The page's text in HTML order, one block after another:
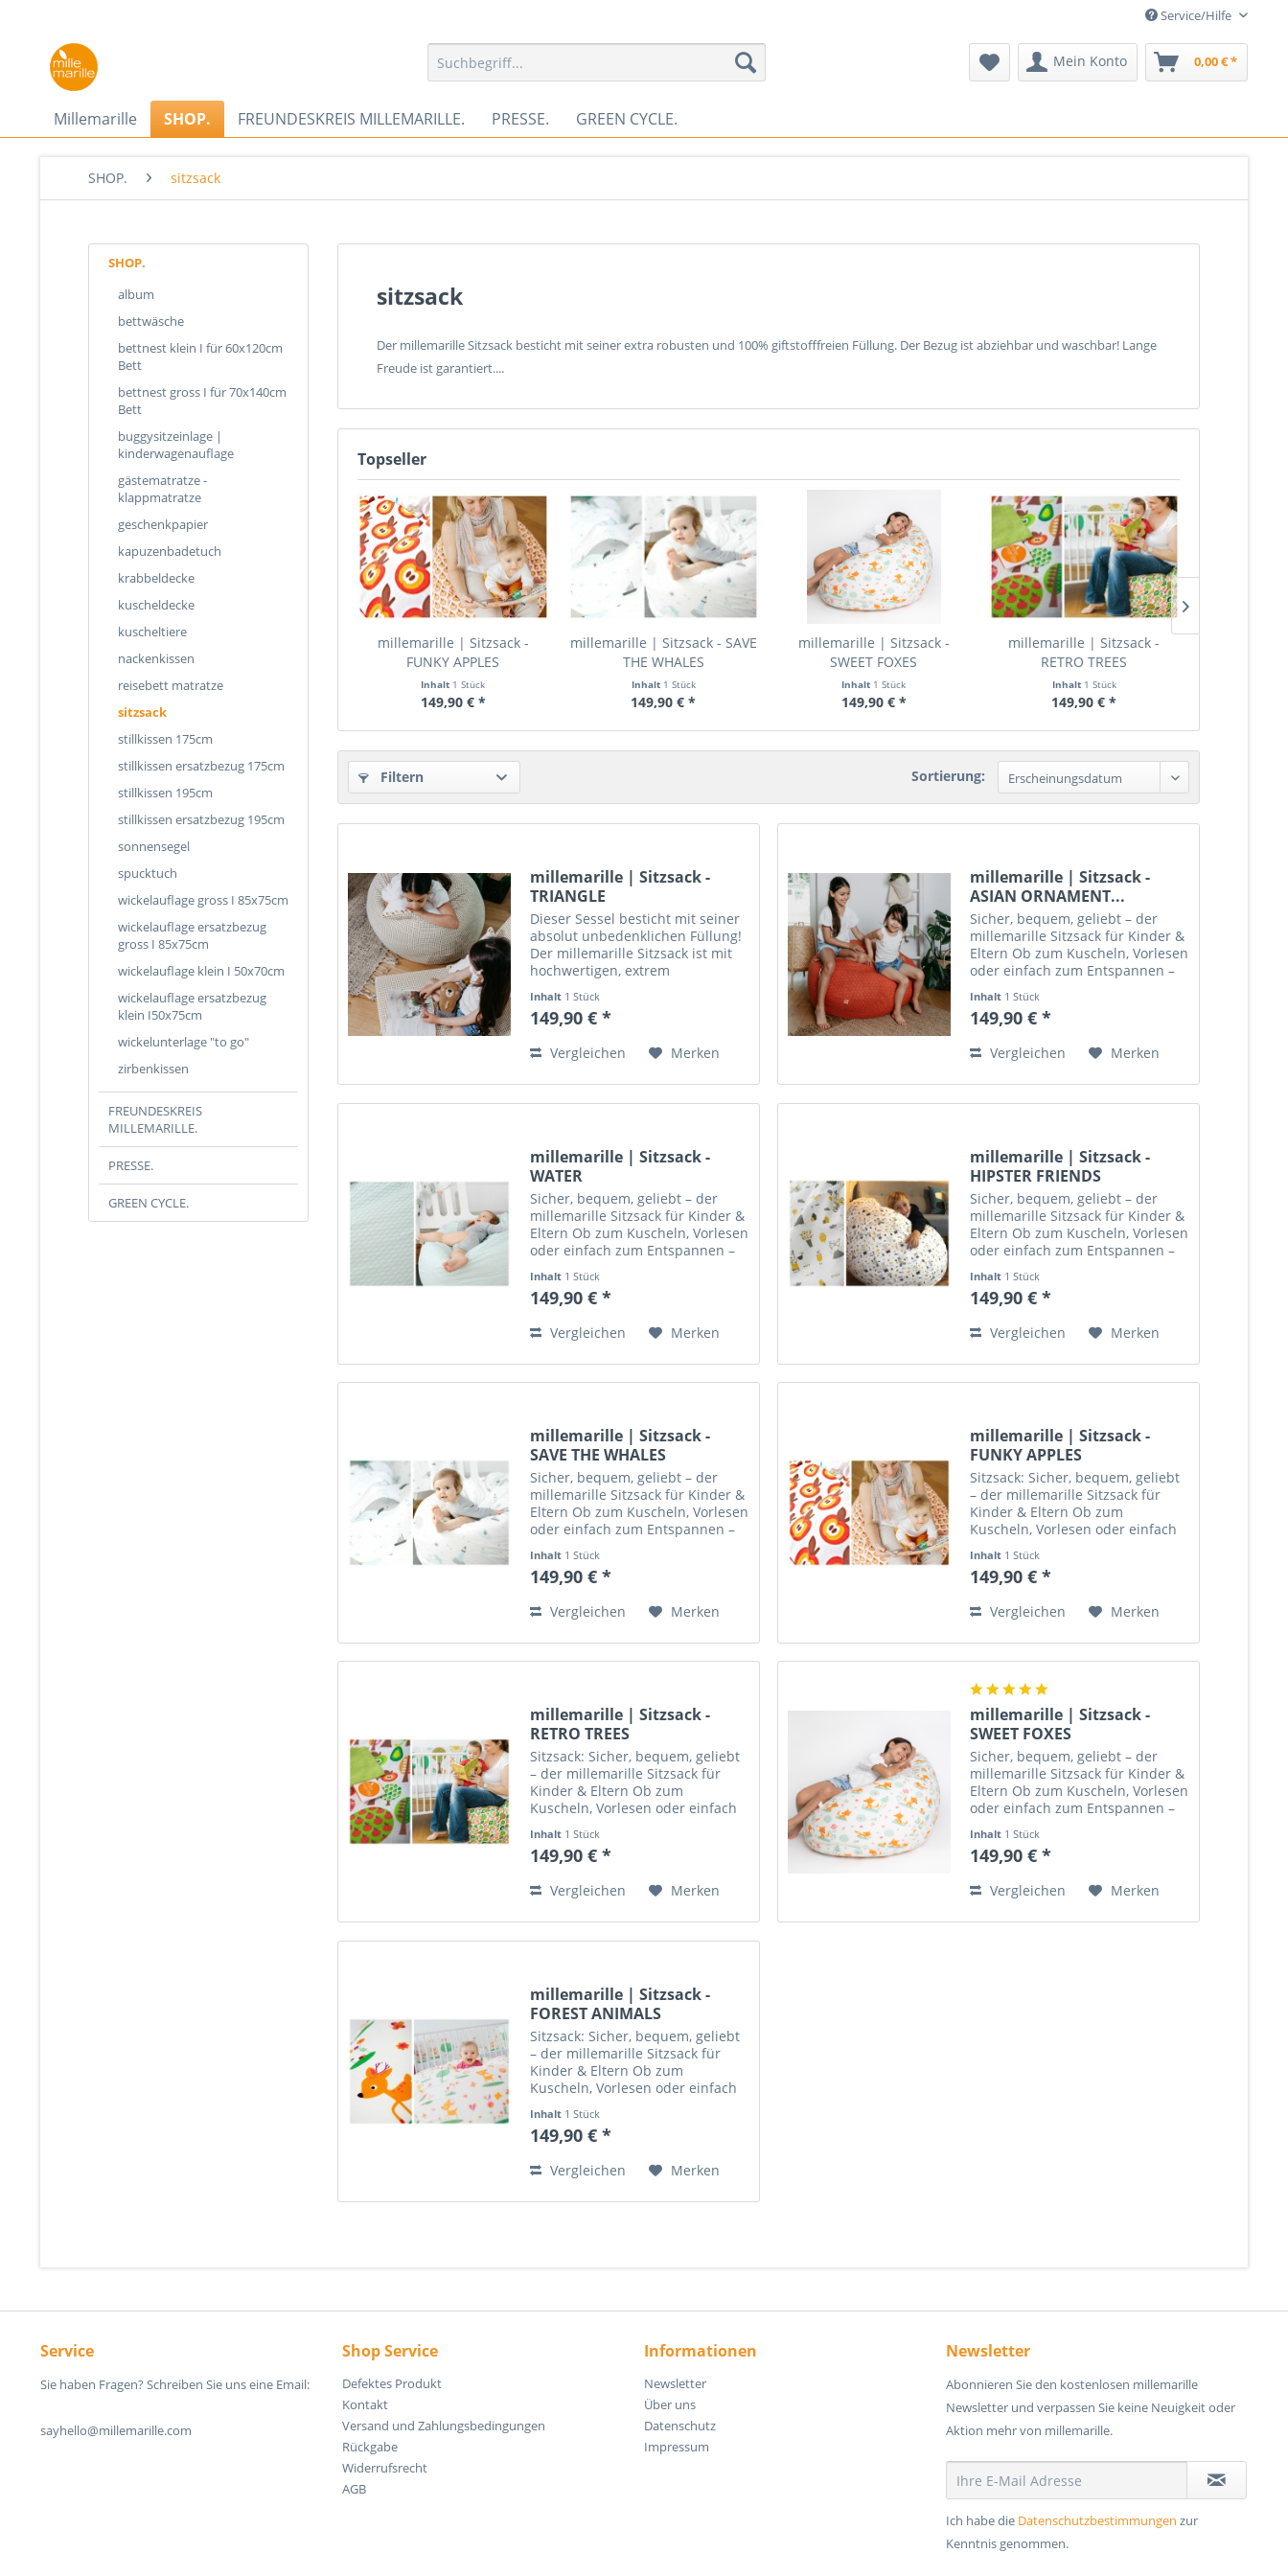
Service/Hilfe
Mein Konto 0,00 € *
Millemarille SHOP. FREUNDESKREIS MILLEMARILLE. PRESSE. GREEN CYCLE.
SHOP. sitzsack
SHOP.
album
bettwäsche
bettnest klein I für 60x120cm
Bett
bettnest gross I für 70x140cm
Bett
buggysitzeinlage |
kinderwagenauflage
gästematratze -
klappmatratze
geschenkpapier
kapuzenbadetuch
krabbeldecke
kuscheldecke
kuscheltiere
nackenkissen
reisebett matratze
sitzsack
stillkissen 175cm
stillkissen ersatzbezug 175cm
stillkissen 195cm
stillkissen ersatzbezug 195cm
sonnensegel
spucktuch
wickelauflage gross I 85x75cm
wickelauflage ersatzbezug
gross I 85x75cm
wickelauflage klein I 50x70cm
wickelauflage ersatzbezug
klein I50x75cm
wickelunterlage "to go"
zirbenkissen
FREUNDESKREIS
MILLEMARILLE.
PRESSE.
GREEN CYCLE.
sitzsack
Der millemarille Sitzsack besticht mit seiner extra robusten und 100% giftstofffreien Füllung. Der Bezug ist abziehbar und waschbar! Lange
Freude ist garantiert....
Topseller
millemarille | Sitzsack -
FUNKY APPLES
Inhalt 1 Stück
149,90 € *
millemarille | Sitzsack - SAVE
THE WHALES
Inhalt 1 Stück
149,90 € *
millemarille | Sitzsack -
SWEET FOXES
Inhalt 1 Stück
149,90 € *
millemarille | Sitzsack -
RETRO TREES
Inhalt 1 Stück
149,90 € *
Filtern Sortierung:
millemarille | Sitzsack -
TRIANGLE
Dieser Sessel besticht mit seiner
absolut unbedenklichen Füllung!
Der millemarille Sitzsack ist mit
hochwertigen, extrem
befühlt. Diese EPP Perlen sind
100% frei von Giftstoffen und
Inhalt 1 Stück
149,90 € *
Vergleichen Merken
millemarille | Sitzsack -
ASIAN ORNAMENT...
Sicher, bequem, geliebt – der
millemarille Sitzsack für Kinder &
Eltern Ob zum Kuscheln, Vorlesen
oder einfach zum Entspannen –
als nur ein Möbelstück: Er ist
Lieblingsplatz, Spielinsel und
Inhalt 1 Stück
149,90 € *
Vergleichen Merken
millemarille | Sitzsack -
WATER
Sicher, bequem, geliebt – der
millemarille Sitzsack für Kinder &
Eltern Ob zum Kuscheln, Vorlesen
oder einfach zum Entspannen –
als nur ein Möbelstück: Er ist
Lieblingsplatz, Spielinsel und
Inhalt 1 Stück
149,90 € *
Vergleichen Merken
millemarille | Sitzsack -
HIPSTER FRIENDS
Sicher, bequem, geliebt – der
millemarille Sitzsack für Kinder &
Eltern Ob zum Kuscheln, Vorlesen
oder einfach zum Entspannen –
als nur ein Möbelstück: Er ist
Lieblingsplatz, Spielinsel und
Inhalt 1 Stück
149,90 € *
Vergleichen Merken
millemarille | Sitzsack -
SAVE THE WHALES
Sicher, bequem, geliebt – der
millemarille Sitzsack für Kinder &
Eltern Ob zum Kuscheln, Vorlesen
oder einfach zum Entspannen –
als nur ein Möbelstück: Er ist
Lieblingsplatz, Spielinsel und
Inhalt 1 Stück
149,90 € *
Vergleichen Merken
millemarille | Sitzsack -
FUNKY APPLES
Sitzsack: Sicher, bequem, geliebt
– der millemarille Sitzsack für
Kinder & Eltern Ob zum
Kuscheln, Vorlesen oder einfach
millemarille Sitzsack ist mehr als
nur ein Möbelstück: Er ist
Inhalt 1 Stück
149,90 € *
Vergleichen Merken
millemarille | Sitzsack -
RETRO TREES
Sitzsack: Sicher, bequem, geliebt
– der millemarille Sitzsack für
Kinder & Eltern Ob zum
Kuscheln, Vorlesen oder einfach
millemarille Sitzsack ist mehr als
nur ein Möbelstück: Er ist
Inhalt 1 Stück
149,90 € *
Vergleichen Merken
millemarille | Sitzsack -
SWEET FOXES
Sicher, bequem, geliebt – der
millemarille Sitzsack für Kinder &
Eltern Ob zum Kuscheln, Vorlesen
oder einfach zum Entspannen –
als nur ein Möbelstück: Er ist
Lieblingsplatz, Spielinsel und
Inhalt 1 Stück
149,90 € *
Vergleichen Merken
millemarille | Sitzsack -
FOREST ANIMALS
Sitzsack: Sicher, bequem, geliebt
– der millemarille Sitzsack für
Kinder & Eltern Ob zum
Kuscheln, Vorlesen oder einfach
millemarille Sitzsack ist mehr als
nur ein Möbelstück: Er ist
Inhalt 1 Stück
149,90 € *
Vergleichen Merken
Service
Sie haben Fragen? Schreiben Sie uns eine Email:
sayhello@millemarille.com
Shop Service
Defektes Produkt
Kontakt
Versand und Zahlungsbedingungen
Rückgabe
Widerrufsrecht
AGB
Informationen
Newsletter
Über uns
Datenschutz
Impressum
Newsletter
Abonnieren Sie den kostenlosen millemarille
Newsletter und verpassen Sie keine Neuigkeit oder
Aktion mehr von millemarille.
Ich habe die Datenschutzbestimmungen zur
Kenntnis genommen.